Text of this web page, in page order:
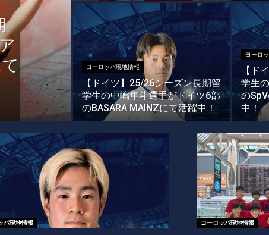
ヨーロッパ現地情報
【ドイツ】25/26シーズン長期留
学生の中嶋隼斗選手がドイツ6部
のBASARA MAINZにて活躍中！
ヨーロ
【ド
学生
の
中！
パ現地情報 ヨーロッパ現地情報